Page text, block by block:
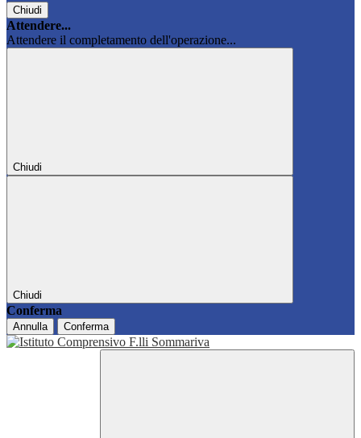
Chiudi
Attendere...
Attendere il completamento dell'operazione...
Chiudi
Chiudi
Conferma
Annulla Conferma